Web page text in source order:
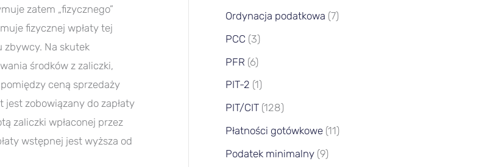
zatem „fizycznego”
fizycznej wpłaty tej
zbywcy. Na skutek
środków z zaliczki,
ceną sprzedaży
zobowiązany do zapłaty
zaliczki wpłaconej przez
wstępnej jest wyższa od
Ordynacja podatkowa (7)
PCC (3)
PFR (6)
PIT-2 (1)
PIT/CIT(128)
Płatności gotówkowe(11)
Podatek minimalny(9)